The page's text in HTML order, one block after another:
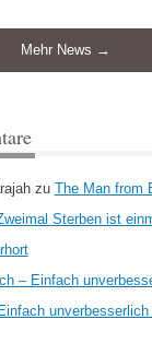
Mehr News →
zu The Man from
Sterben ist
Ich – Einfach
unverbesserlich